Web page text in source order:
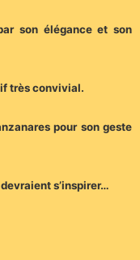
son élégance et son
très convivial.
pour son geste
s’inspirer…